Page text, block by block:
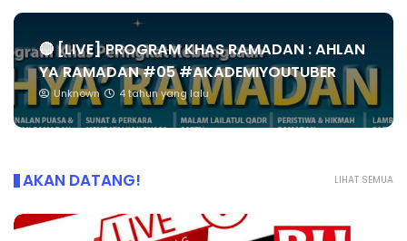
🔴 [LIVE] PROGRAM KHAS RAMADAN : AHLAN
YA RAMADAN #05 #AKADEMIYOUTUBER
Unknown 4 tahun yang lalu
LIHAT SEMUA
AKAN DATANG!